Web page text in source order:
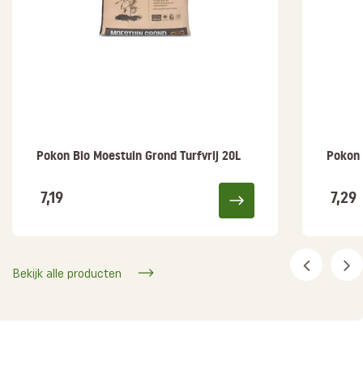
Pokon Bio Moestuin Grond Turfvrij 20L
7,19 7,29
Bekijk alle producten